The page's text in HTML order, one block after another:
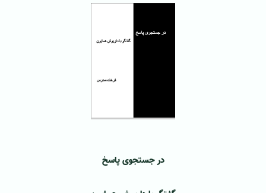
در جستجوی پاسخ